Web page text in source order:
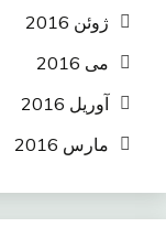
ژوئن 2016
می 2016
آوریل 2016
مارس 2016